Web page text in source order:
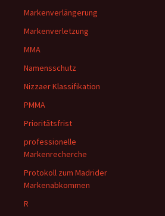
Markenverlängerung
Markenverletzung
MMA
Namensschutz
Nizzaer Klassifikation
PMMA
Prioritätsfrist
professionelle
Markenrecherche
Protokoll zum Madrider
Markenabkommen
R